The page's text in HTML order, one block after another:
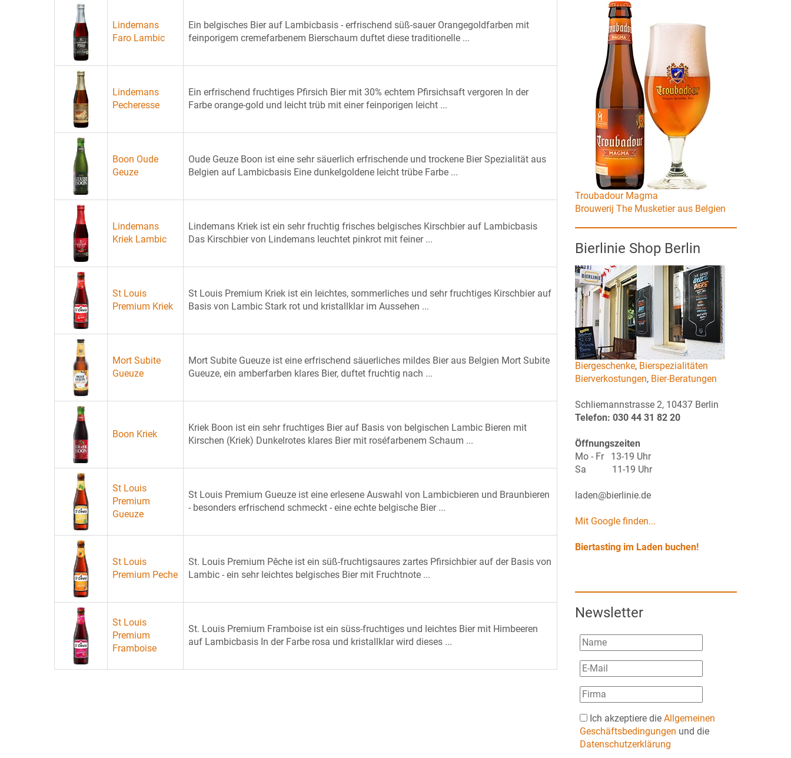
Troubadour Magma
Brouwerij The Musketier aus Belgien
Bierlinie Shop Berlin
Biergeschenke, Bierspezialitäten
Bierverkostungen, Bier-Beratungen
Schliemannstrasse 2, 10437 Berlin
Telefon: 030 44 31 82 20
Öffnungszeiten
Mo - Fr 13-19 Uhr
Sa 11-19 Uhr
laden@bierlinie.de
Mit Google finden...
Biertasting im Laden buchen!
Newsletter
Ich akzeptiere die Allgemeinen
Geschäftsbedingungen und die
Datenschutzerklärung
Lindemans
Faro Lambic
Ein belgisches Bier auf Lambicbasis - erfrischend süß-sauer Orangegoldfarben mit
feinporigem cremefarbenem Bierschaum duftet diese traditionelle ...
Lindemans
Pecheresse
Ein erfrischend fruchtiges Pfirsich Bier mit 30% echtem Pfirsichsaft vergoren In der
Farbe orange-gold und leicht trüb mit einer feinporigen leicht ...
Boon Oude
Geuze
Oude Geuze Boon ist eine sehr säuerlich erfrischende und trockene Bier Spezialität aus
Belgien auf Lambicbasis Eine dunkelgoldene leicht trübe Farbe ...
Lindemans
Kriek Lambic
Lindemans Kriek ist ein sehr fruchtig frisches belgisches Kirschbier auf Lambicbasis
Das Kirschbier von Lindemans leuchtet pinkrot mit feiner ...
St Louis
Premium Kriek
St Louis Premium Kriek ist ein leichtes, sommerliches und sehr fruchtiges Kirschbier auf
Basis von Lambic Stark rot und kristallklar im Aussehen ...
Mort Subite
Gueuze
Mort Subite Gueuze ist eine erfrischend säuerliches mildes Bier aus Belgien Mort Subite
Gueuze, ein amberfarben klares Bier, duftet fruchtig nach ...
Boon Kriek
Kriek Boon ist ein sehr fruchtiges Bier auf Basis von belgischen Lambic Bieren mit
Kirschen (Kriek) Dunkelrotes klares Bier mit roséfarbenem Schaum ...
St Louis
Premium
Gueuze
St Louis Premium Gueuze ist eine erlesene Auswahl von Lambicbieren und Braunbieren
- besonders erfrischend schmeckt - eine echte belgische Bier ...
St Louis
Premium Peche
St. Louis Premium Pêche ist ein süß-fruchtigsaures zartes Pfirsichbier auf der Basis von
Lambic - ein sehr leichtes belgisches Bier mit Fruchtnote ...
St Louis
Premium
Framboise
St. Louis Premium Framboise ist ein süss-fruchtiges und leichtes Bier mit Himbeeren
auf Lambicbasis In der Farbe rosa und kristallklar wird dieses ...